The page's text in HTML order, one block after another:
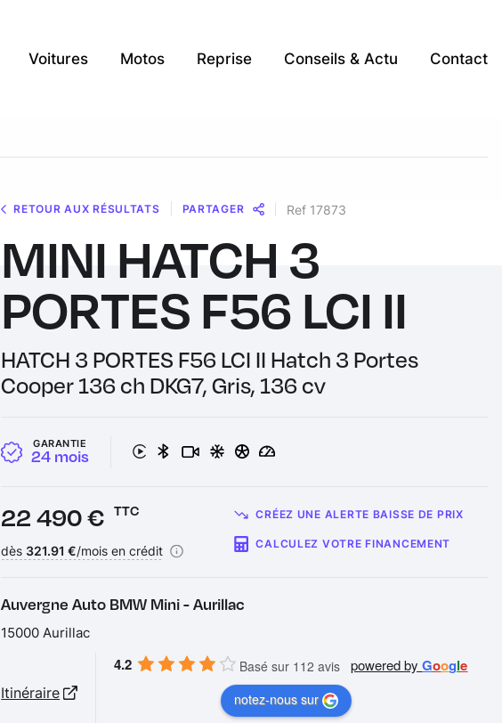
Voitures Motos Reprise Conseils & Actu Contact
RETOUR AUX RÉSULTATS PARTAGER
Message
Messenger
WhatsApp
Copy
Link
Ref 17873
MINI HATCH 3
PORTES F56 LCI II
HATCH 3 PORTES F56 LCI II Hatch 3 Portes
Cooper 136 ch DKG7, Gris, 136 cv
GARANTIE
24 mois
Prix :
22 490 € TTC
Financement :
dès 321.91 €/mois en crédit
CRÉEZ UNE ALERTE BAISSE DE PRIX
CALCULEZ VOTRE FINANCEMENT
Auvergne Auto BMW Mini - Aurillac
15000 Aurillac
Itinéraire
4.2 Basé sur 112 avis powered byGoogle
notez-nous sur